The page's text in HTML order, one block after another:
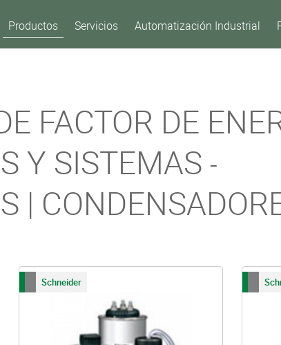
Productos Servicios Automatización Industrial
FACTOR DE
Y SISTEMAS -
|
Schneider